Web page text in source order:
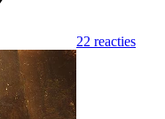
22 reacties